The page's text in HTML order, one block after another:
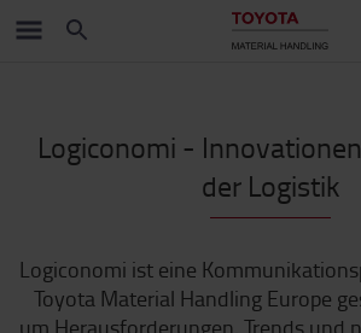
Logiconomi -
der Logistik
Logiconomi ist eine
Toyota Material Handling Europe
um Herausforderungen, Trends und